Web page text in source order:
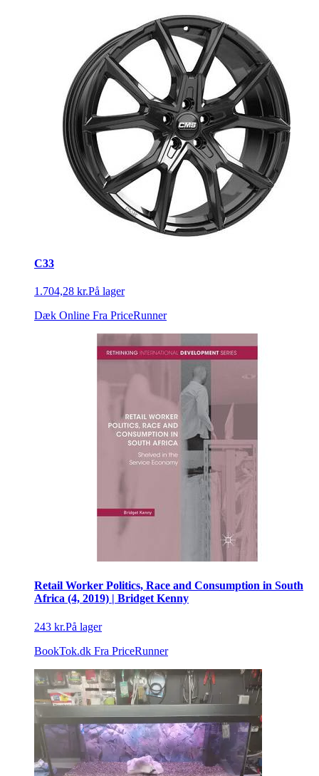
C33
1.704,28 kr.På lager
Dæk Online Fra PriceRunner
Retail Worker Politics, Race and Consumption in South
Africa (4, 2019) | Bridget Kenny
243 kr.På lager
BookTok.dk Fra PriceRunner